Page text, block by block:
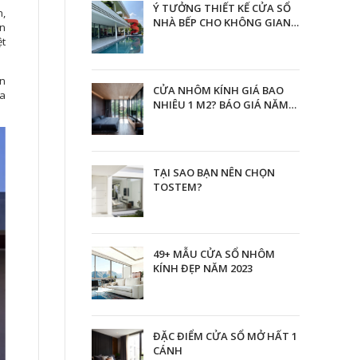
Ý TƯỞNG THIẾT KẾ CỬA SỔ
NHÀ BẾP CHO KHÔNG GIAN
CỬA NHÔM KÍNH GIÁ BAO
NHIÊU 1 M2? BÁO GIÁ NĂM
TẠI SAO BẠN NÊN CHỌN
TOSTEM?
49+ MẪU CỬA SỔ NHÔM
KÍNH ĐẸP NĂM 2023
ĐẶC ĐIỂM CỬA SỔ MỞ HẤT 1
CÁNH